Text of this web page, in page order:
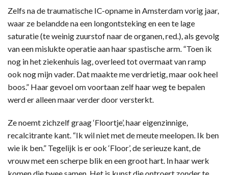
Zelfs na de traumatische IC-opname in Amsterdam vorig jaar,
waar ze belandde na een longontsteking en een te lage
saturatie (te weinig zuurstof naar de organen, red.), als gevolg
van een mislukte operatie aan haar spastische arm. “Toen ik
nog in het ziekenhuis lag, overleed tot overmaat van ramp
ook nog mijn vader. Dat maakte me verdrietig, maar ook heel
boos.” Haar gevoel om voortaan zelf haar weg te bepalen
werd er alleen maar verder door versterkt.
Ze noemt zichzelf graag ‘Floortje’, haar eigenzinnige,
recalcitrante kant. “Ik wil niet met de meute meelopen. Ik ben
wie ik ben.” Tegelijk is er ook ‘Floor’, de serieuze kant, de
vrouw met een scherpe blik en een groot hart. In haar werk
komen die twee samen. Het is kunst die ontroert zonder te